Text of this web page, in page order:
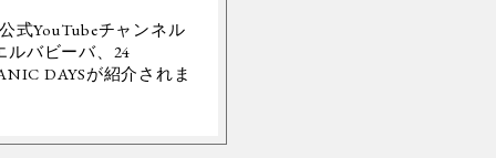
式YouTubeチャンネル
ルバビーバ、24
DAYSが紹介されま